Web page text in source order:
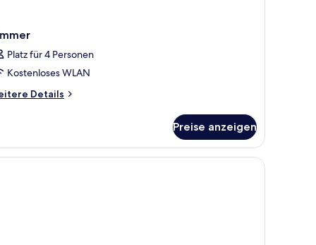
Platz für 4 Personen
Kostenloses WLAN
Details
Preise anzeigen